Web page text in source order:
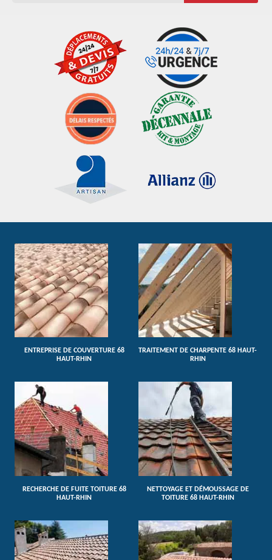
ENTREPRISE DE COUVERTURE 68
HAUT-RHIN
TRAITEMENT DE CHARPENTE 68 HAUT-
RHIN
RECHERCHE DE FUITE TOITURE 68
HAUT-RHIN
NETTOYAGE ET DÉMOUSSAGE DE
TOITURE 68 HAUT-RHIN